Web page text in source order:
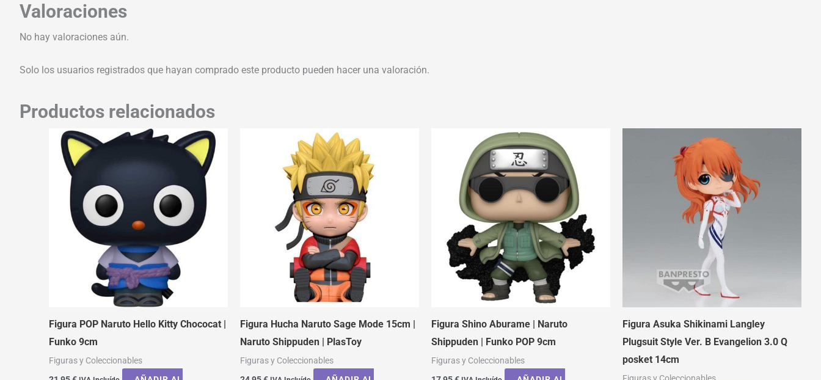
Valoraciones
No hay valoraciones aún.
Solo los usuarios registrados que hayan comprado este producto pueden hacer una valoración.
Productos relacionados
Figura POP Naruto Hello Kitty Chococat |
Funko 9cm
Figuras y Coleccionables
Figura Hucha Naruto Sage Mode 15cm |
Naruto Shippuden | PlasToy
Figuras y Coleccionables
Figura Shino Aburame | Naruto
Shippuden | Funko POP 9cm
Figuras y Coleccionables
Figura Asuka Shikinami Langley
Plugsuit Style Ver. B Evangelion 3.0 Q
posket 14cm
Figuras y Coleccionables